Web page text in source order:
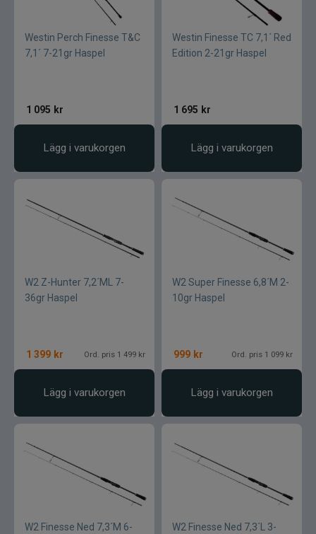
Westin Perch Finesse T&C
7,1´ 7-21gr Haspel
1 095 kr
Lägg i varukorgen
Westin Finesse TC 7,1´ Red
Edition 2-21gr Haspel
1 695 kr
Lägg i varukorgen
W2 Z-Hunter 7,2´ML 7-
36gr Haspel
1 399 kr Ord. pris 1 499 kr
Lägg i varukorgen
W2 Super Finesse 6,8´M 2-
10gr Haspel
999 kr Ord. pris 1 099 kr
Lägg i varukorgen
W2 Finesse Ned 7,3´M 6-
W2 Finesse Ned 7,3´L 3-